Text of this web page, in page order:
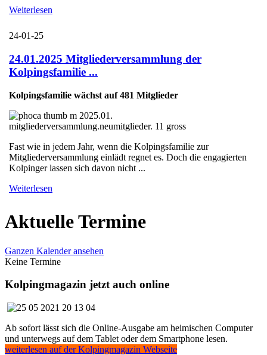
Weiterlesen
24-01-25
24.01.2025 Mitgliederversammlung der
Kolpingsfamilie ...
Kolpingsfamilie wächst auf 481 Mitglieder
Fast wie in jedem Jahr, wenn die Kolpingsfamilie zur
Mitgliederversammlung einlädt regnet es. Doch die engagierten
Kolpinger lassen sich davon nicht ...
Weiterlesen
Aktuelle Termine
Ganzen Kalender ansehen
Keine Termine
Kolpingmagazin jetzt auch online
Ab sofort lässt sich die Online-Ausgabe am heimischen Computer
und unterwegs auf dem Tablet oder dem Smartphone lesen.
weiterlesen auf der Kolpingmagazin Webseite